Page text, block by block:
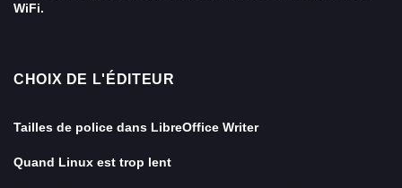
WiFi.
CHOIX DE L'ÉDITEUR
Tailles de police dans LibreOffice Writer
Quand Linux est trop lent